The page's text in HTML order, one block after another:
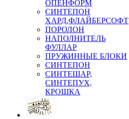
ОПЕНФОРМ
СИНТЕПОН
ХАРД,ФЛАЙБЕРСОФТ
ПОРОЛОН
НАПОЛНИТЕЛЬ
ФУЛЛАР
ПРУЖИННЫЕ БЛОКИ
СИНТЕПОН
СИНТЕШАР,
СИНТЕПУХ,
КРОШКА